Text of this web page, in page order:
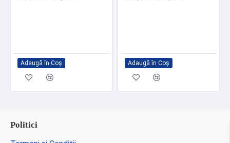
Adaugă în Coş Adaugă în Coş
Politici